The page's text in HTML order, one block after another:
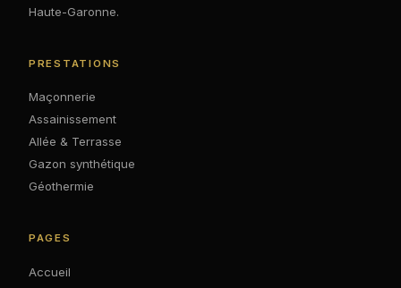
Haute-Garonne.
PRESTATIONS
Maçonnerie
Assainissement
Allée & Terrasse
Gazon synthétique
Géothermie
PAGES
Accueil